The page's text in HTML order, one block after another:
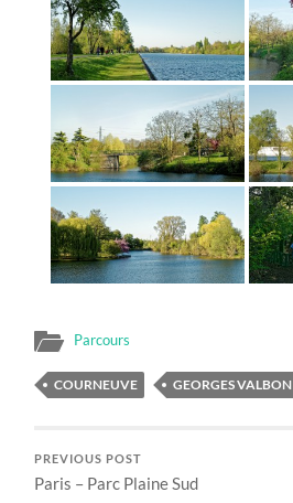
Parcours
COURNEUVE GEORGES VALBON
PREVIOUS POST
Paris – Parc Plaine Sud